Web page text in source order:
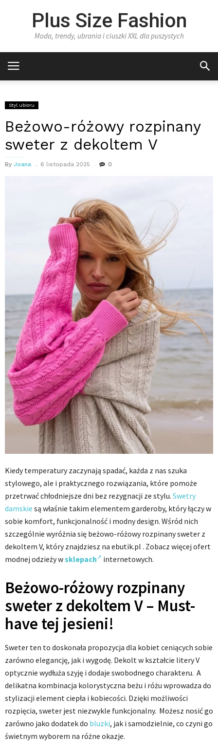
Plus Size Fashion
Moda, trendy, ubrania i ciuszki XXL dla puszystych
Styl ubioru
Beżowo-różowy rozpinany
sweter z dekoltem V
By Joana 6 listopada 2025 0
Kiedy temperatury zaczynają spadać, każda z nas szuka
stylowego, ale i praktycznego rozwiązania, które pomoże
przetrwać chłodniejsze dni bez rezygnacji ze stylu. Swetry
damskie są właśnie takim elementem garderoby, który łączy w
sobie komfort, funkcjonalność i modny design. Wśród nich
szczególnie wyróżnia się beżowo-różowy rozpinany sweter z
dekoltem V, który znajdziesz na ebutik.pl . Zobacz więcej ofert
modnej odzieży wsklepach internetowych.
Beżowo-różowy rozpinany
sweter z dekoltem V – Must-
have tej jesieni!
Sweter ten to doskonała propozycja dla kobiet ceniących sobie
zarówno elegancję, jak i wygodę. Dekolt w kształcie litery V
optycznie wydłuża szyję i dodaje swobodnego charakteru. A
delikatna kombinacja kolorystyczna beżu i różu wprowadza do
stylizacji element ciepła i kobiecości. Dzięki możliwości
rozpięcia, sweter jest niezwykle funkcjonalny. Możesz nosić go
zarówno jako dodatek do bluzki, jak i samodzielnie, co czyni go
świetnym wyborem na różne okazje.